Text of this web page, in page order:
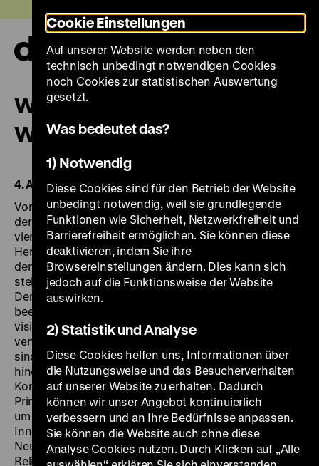
zum
Seiteninhalt
springen
WEIMAR: VOM WESEN UND
WERT DER DEMOKRATIE
4. April bis 22. September 2019
Vor dem Hintergrund aktueller Debatten um die Krise
der liberalen Demokratie beleuchtet die Ausstellung in
vier inhaltlichen Kapiteln die zentralen
Herausforderungen in Politik und Gesellschaft, die sich
den Zeitgenossinnen und Zeitgenossen damals
stellten. Die Tatkraft, mit der Demokratinnen und
Demokraten dabei ans Werk gingen, ist
beeindruckend; ihre Modernität bestechend und
visionär bis heute. Viele der von ihnen erkämpften und
verteidigten Freiheiten und Gestaltungsspielräume
sind Meilensteine und wirken bis in die Gegenwart
hinein: das 1919 eingeführte Frauenwahlrecht, der
Kompromiss als grundlegendes demokratisches
Prinzip, die Etablierung des Sozialstaates, das Ringen
um einen offenen Umgang mit der Sexualität, die
Innovationen im Städte- und Wohnungsbau oder die
Neuregelung des Verhältnisses zwischen Staat und
Religion.
Cookie Einstellungen
Auf unserer Website werden neben den
technisch unbedingt notwendigen Cookies
noch Cookies zur statistischen Auswertung
gesetzt.
Was bedeutet das?
1) Notwendig
Diese Cookies sind für den Betrieb der Website
unbedingt notwendig, weil sie grundlegende
Funktionen wie Sicherheit, Netzwerkfreiheit und
Barrierefreiheit ermöglichen. Sie können diese
deaktivieren, indem Sie ihre
Browsereinstellungen ändern. Dies kann sich
jedoch auf die Funktionsweise der Website
auswirken.
2) Statistik und Analyse
Diese Cookies helfen uns, Informationen über
die Nutzungsweise und das Besucherverhalten
auf unserer Website zu erhalten. Dadurch
können wir unser Angebot kontinuierlich
verbessern und an Ihre Bedürfnisse anpassen.
Sie können die Website auch ohne diese
Analyse Cookies nutzen. Durch Klicken auf „Alle